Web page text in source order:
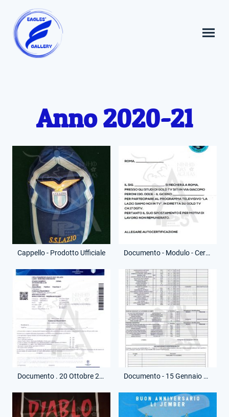
Anno 2020-21
Cappello - Prodotto Ufficiale Documento - Modulo - Certificazione Partecipazione Trasmissione
Documento . 20 Ottobre 2020 - Accredito Telematico - Partita Lazio-Borussia Dortmund Documento - 15 Gennaio 2021 - Distinta - Partita Lazio-Roma